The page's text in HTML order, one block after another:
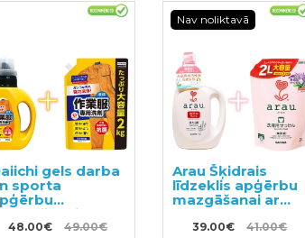
gels darba
sporta
800g
pildviela 2kg
48.00€ 49.00€
Nav noliktavā
Arau Šķidrais
līdzeklis apģērbu
mazgāšanai ar
pievienoto
39.00€ 41.00€